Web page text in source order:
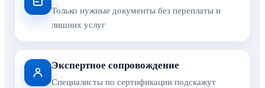
Только нужные документы без переплаты и
лишних услуг
Экспертное сопровождение
Специалисты по сертификации подскажут